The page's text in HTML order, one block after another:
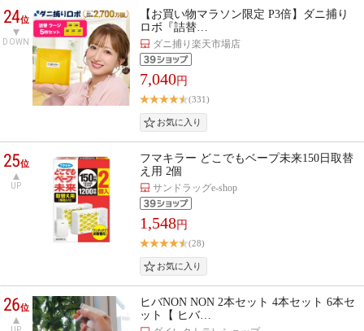
24位
DOWN
【お買い物マラソン限定 P3倍】ダニ捕り
ロボ『詰替…
ダニ捕り楽天市場店
7,040円
(331)
25位
UP
フマキラー どこでもベープ未来150日取替
え用 2個
サンドラッグe-shop
1,548円
(28)
26位
ヒバNON NON 2本セット 4本セット 6本セ
ット【 ヒバ…